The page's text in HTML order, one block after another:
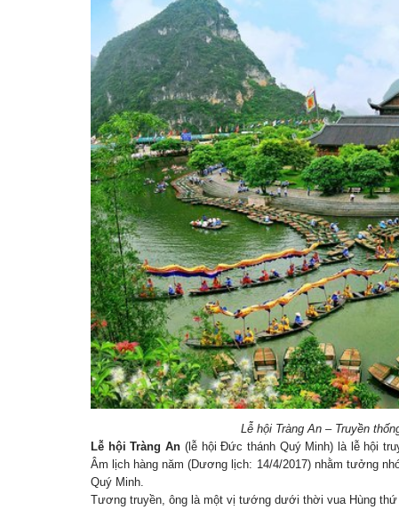
Lễ hội Tràng An – Truyền
Lễ hội Tràng An (lễ hội Đức thánh Quý Minh) là lễ hội
Âm lịch hàng năm (Dương lịch: 14/4/2017) nhằm tưởng
Quý Minh.
Tương truyền, ông là một vị tướng dưới thời vua Hùng